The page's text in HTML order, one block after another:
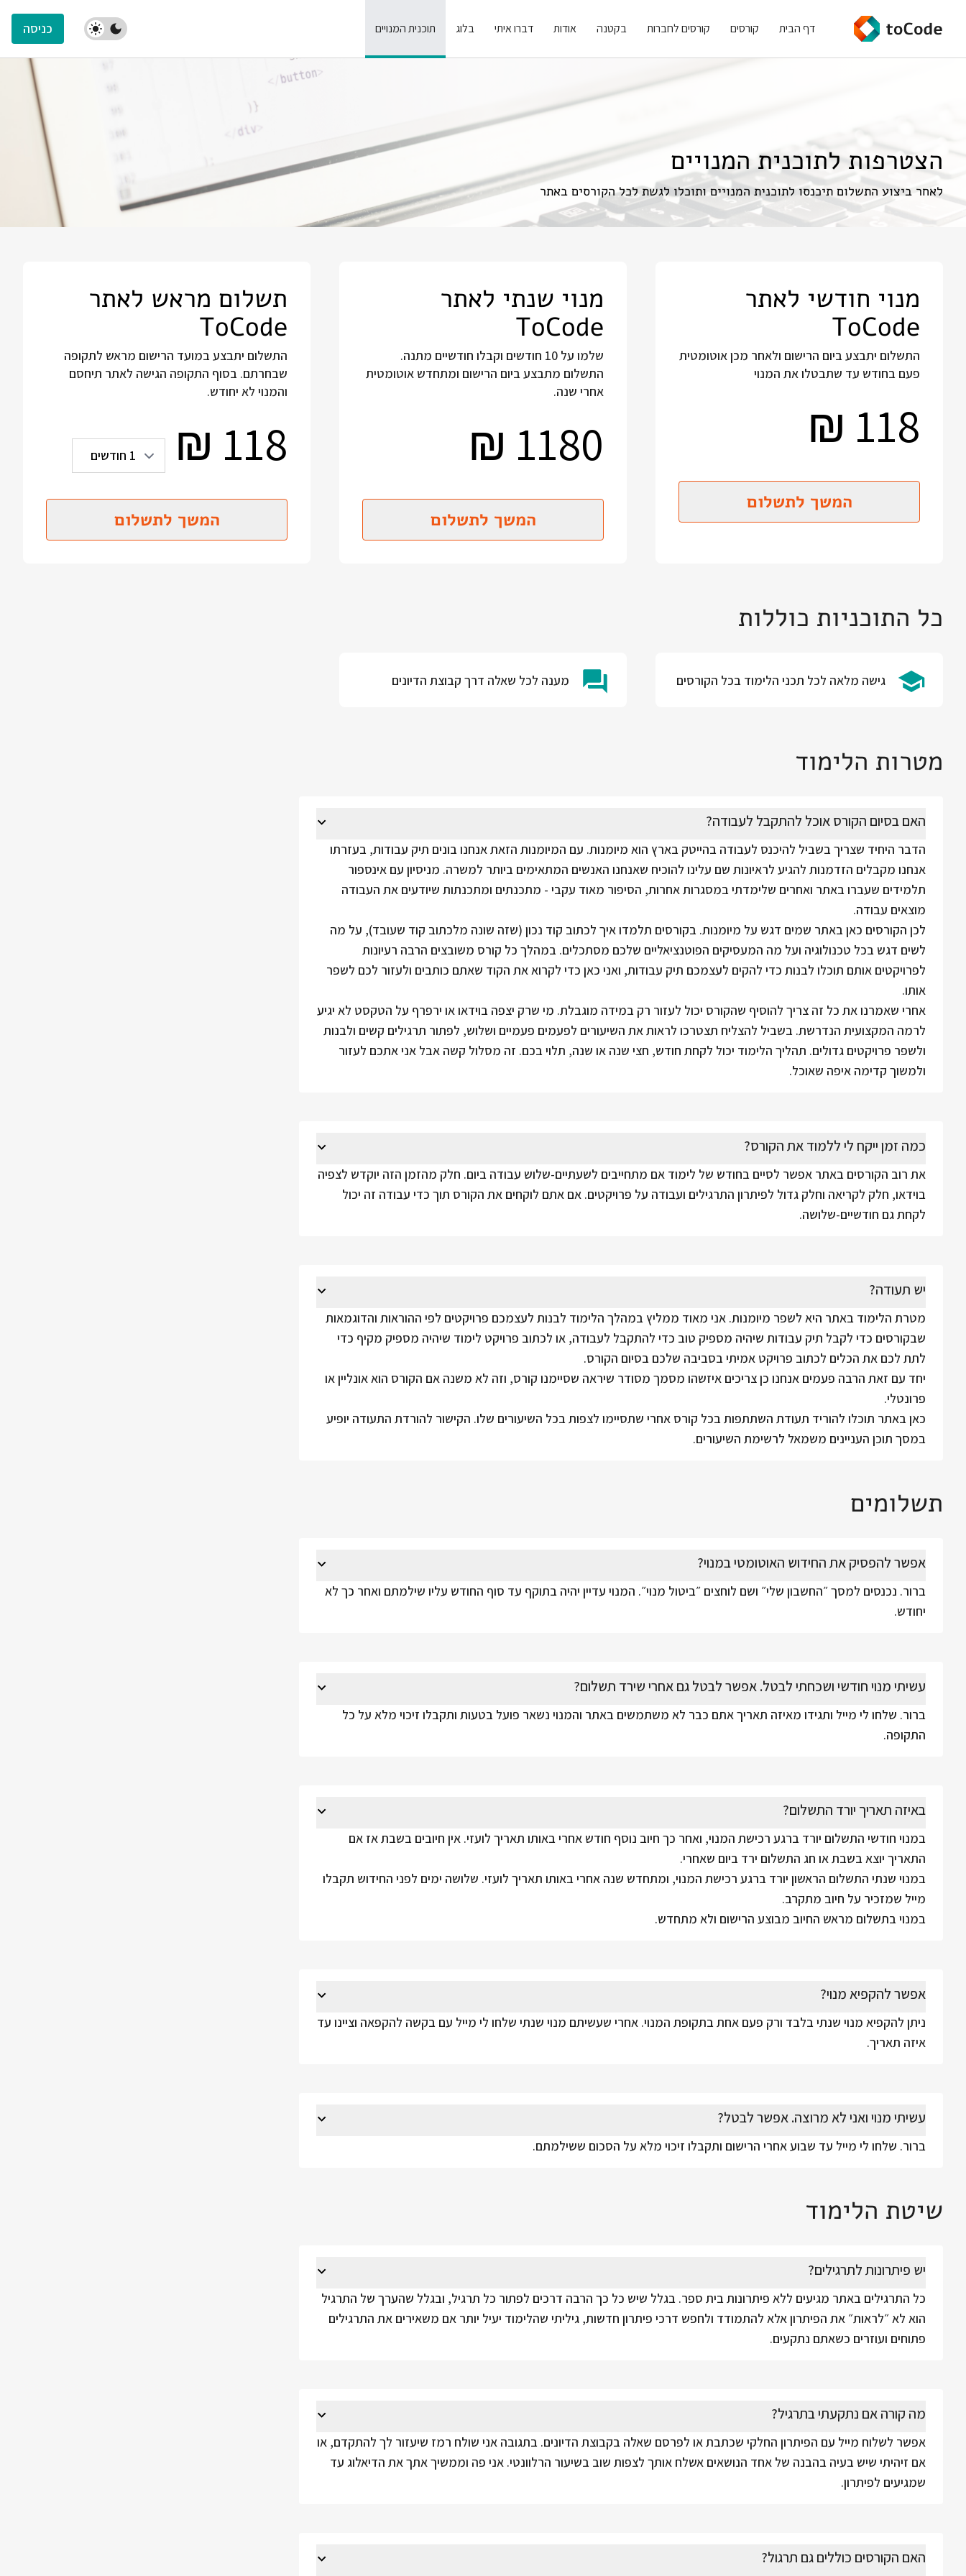
דף הבית קורסים קורסים לחברות בקטנה אודות דברו איתי בלוג תוכנית המנויים כניסה
הצטרפות לתוכנית המנויים
לאחר ביצוע התשלום תיכנסו לתוכנית המנויים ותוכלו לגשת לכל הקורסים באתר
מנוי חודשי לאתר
ToCode
התשלום יתבצע ביום הרישום ולאחר מכן אוטומטית
פעם בחודש עד שתבטלו את המנוי
118
₪
המשך לתשלום
מנוי שנתי לאתר
ToCode
שלמו על 10 חודשים וקבלו חודשיים מתנה.
התשלום מתבצע ביום הרישום ומתחדש אוטומטית
אחרי שנה.
1180
₪
המשך לתשלום
תשלום מראש לאתר
ToCode
התשלום יתבצע במועד הרישום מראש לתקופה
שבחרתם. בסוף התקופה הגישה לאתר תיחסם
והמנוי לא יחודש.
118
₪
המשך לתשלום
כל התוכניות כוללות
גישה מלאה לכל תכני הלימוד בכל הקורסים מענה לכל שאלה דרך קבוצת הדיונים
מטרות הלימוד
האם בסיום הקורס אוכל להתקבל לעבודה?
הדבר היחיד שצריך בשביל להיכנס לעבודה בהייטק בארץ הוא מיומנות. עם המיומנות הזאת אנחנו בונים תיק עבודות, בעזרתו
אנחנו מקבלים הזדמנות להגיע לראיונות שם עלינו להוכיח שאנחנו האנשים המתאימים ביותר למשרה. מניסיון עם אינספור
תלמידים שעברו באתר ואחרים שלימדתי במסגרות אחרות, הסיפור מאוד עקבי - מתכנתים ומתכנתות שיודעים את העבודה
מוצאים עבודה.
לכן הקורסים כאן באתר שמים דגש על מיומנות. בקורסים תלמדו איך לכתוב קוד נכון (שזה שונה מלכתוב קוד שעובד), על מה
לשים דגש בכל טכנולוגיה ועל מה המעסיקים הפוטנציאליים שלכם מסתכלים. במהלך כל קורס משובצים הרבה רעיונות
לפרויקטים אותם תוכלו לבנות כדי להקים לעצמכם תיק עבודות, ואני כאן כדי לקרוא את הקוד שאתם כותבים ולעזור לכם לשפר
אותו.
אחרי שאמרנו את כל זה צריך להוסיף שהקורס יכול לעזור רק במידה מוגבלת. מי שרק יצפה בוידאו או ירפרף על הטקסט לא יגיע
לרמה המקצועית הנדרשת. בשביל להצליח תצטרכו לראות את השיעורים לפעמים פעמיים ושלוש, לפתור תרגילים קשים ולבנות
ולשפר פרויקטים גדולים. תהליך הלימוד יכול לקחת חודש, חצי שנה או שנה, תלוי בכם. זה מסלול קשה אבל אני אתכם לעזור
ולמשוך קדימה איפה שאוכל.
כמה זמן ייקח לי ללמוד את הקורס?
את רוב הקורסים באתר אפשר לסיים בחודש של לימוד אם מתחייבים לשעתיים-שלוש עבודה ביום. חלק מהזמן הזה יוקדש לצפיה
בוידאו, חלק לקריאה וחלק גדול לפיתרון התרגילים ועבודה על פרויקטים. אם אתם לוקחים את הקורס תוך כדי עבודה זה יכול
לקחת גם חודשיים-שלושה.
יש תעודה?
מטרת הלימוד באתר היא לשפר מיומנות. אני מאוד ממליץ במהלך הלימוד לבנות לעצמכם פרויקטים לפי ההוראות והדוגמאות
שבקורסים כדי לקבל תיק עבודות שיהיה מספיק טוב כדי להתקבל לעבודה, או לכתוב פרויקט לימוד שיהיה מספיק מקיף כדי
לתת לכם את הכלים לכתוב פרויקט אמיתי בסביבה שלכם בסיום הקורס.
יחד עם זאת הרבה פעמים אנחנו כן צריכים איזשהו מסמך מסודר שיראה שסיימנו קורס, וזה לא משנה אם הקורס הוא אונליין או
פרונטלי.
כאן באתר תוכלו להוריד תעודת השתתפות בכל קורס אחרי שתסיימו לצפות בכל השיעורים שלו. הקישור להורדת התעודה יופיע
במסך תוכן העניינים משמאל לרשימת השיעורים.
תשלומים
אפשר להפסיק את החידוש האוטומטי במנוי?
ברור. נכנסים למסך ״החשבון שלי״ ושם לוחצים ״ביטול מנוי״. המנוי עדיין יהיה בתוקף עד סוף החודש עליו שילמתם ואחר כך לא
יחודש.
עשיתי מנוי חודשי ושכחתי לבטל. אפשר לבטל גם אחרי שירד תשלום?
ברור. שלחו לי מייל ותגידו מאיזה תאריך אתם כבר לא משתמשים באתר והמנוי נשאר פועל בטעות ותקבלו זיכוי מלא על כל
התקופה.
באיזה תאריך יורד התשלום?
במנוי חודשי התשלום יורד ברגע רכישת המנוי, ואחר כך חיוב נוסף חודש אחרי באותו תאריך לועזי. אין חיובים בשבת אז אם
התאריך יוצא בשבת או חג התשלום ירד ביום שאחרי.
במנוי שנתי התשלום הראשון יורד ברגע רכישת המנוי, ומתחדש שנה אחרי באותו תאריך לועזי. שלושה ימים לפני החידוש תקבלו
מייל שמזכיר על חיוב מתקרב.
במנוי בתשלום מראש החיוב מבוצע הרישום ולא מתחדש.
אפשר להקפיא מנוי?
ניתן להקפיא מנוי שנתי בלבד ורק פעם אחת בתקופת המנוי. אחרי שעשיתם מנוי שנתי שלחו לי מייל עם בקשה להקפאה וציינו עד
איזה תאריך.
עשיתי מנוי ואני לא מרוצה. אפשר לבטל?
ברור. שלחו לי מייל עד שבוע אחרי הרישום ותקבלו זיכוי מלא על הסכום ששילמתם.
שיטת הלימוד
יש פיתרונות לתרגילים?
כל התרגילים באתר מגיעים ללא פיתרונות בית ספר. בגלל שיש כל כך הרבה דרכים לפתור כל תרגיל, ובגלל שהערך של התרגיל
הוא לא ״לראות״ את הפיתרון אלא להתמודד ולחפש דרכי פיתרון חדשות, גיליתי שהלימוד יעיל יותר אם משאירים את התרגילים
פתוחים ועוזרים כשאתם נתקעים.
מה קורה אם נתקעתי בתרגיל?
אפשר לשלוח מייל עם הפיתרון החלקי שכתבת או לפרסם שאלה בקבוצת הדיונים. בתגובה אני שולח רמז שיעזור לך להתקדם, או
אם זיהיתי שיש בעיה בהבנה של אחד הנושאים אשלח אותך לצפות שוב בשיעור הרלוונטי. אני פה וממשיך אתך את הדיאלוג עד
שמגיעים לפיתרון.
האם הקורסים כוללים גם תרגול?